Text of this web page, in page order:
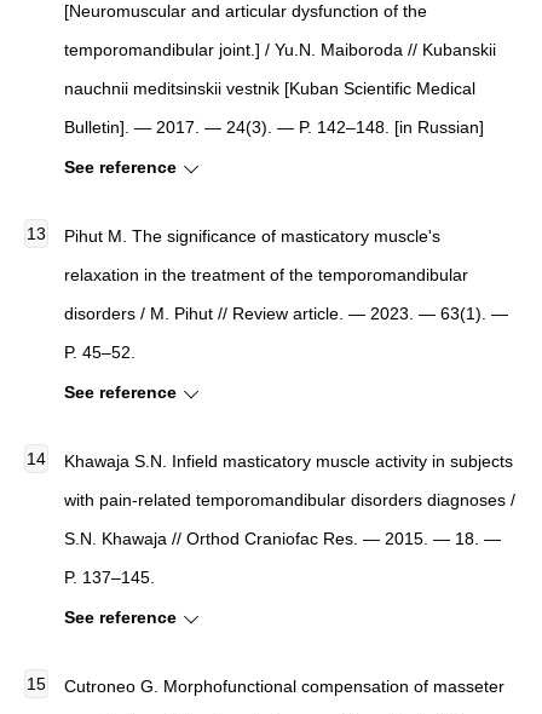
[Neuromuscular and articular dysfunction of the
temporomandibular joint.] / Yu.N. Maiboroda // Kubanskii
nauchnii meditsinskii vestnik [Kuban Scientific Medical
Bulletin]. — 2017. — 24(3). — P. 142–148. [in Russian]
See reference
Pihut M. The significance of masticatory muscle's
relaxation in the treatment of the temporomandibular
disorders / M. Pihut // Review article. — 2023. — 63(1). —
P. 45–52.
See reference
Khawaja S.N. Infield masticatory muscle activity in subjects
with pain-related temporomandibular disorders diagnoses /
S.N. Khawaja // Orthod Craniofac Res. — 2015. — 18. —
P. 137–145.
See reference
Cutroneo G. Morphofunctional compensation of masseter